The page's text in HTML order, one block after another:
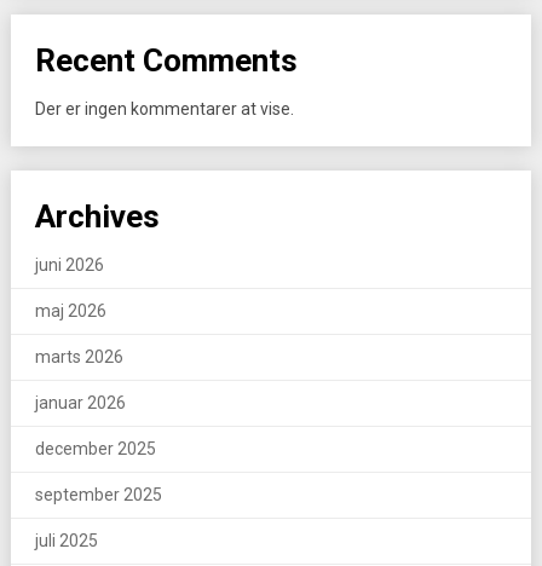
Recent Comments
Der er ingen kommentarer at vise.
Archives
juni 2026
maj 2026
marts 2026
januar 2026
december 2025
september 2025
juli 2025